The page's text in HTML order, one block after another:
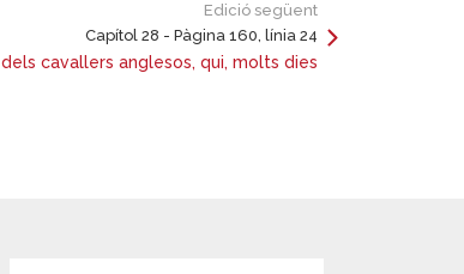
Edició següent
Capítol 28 - Pàgina 160, línia 24
dels cavallers anglesos, qui, molts dies